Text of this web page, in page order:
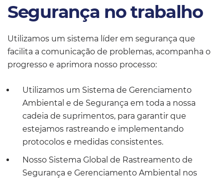
Segurança no trabalho
Utilizamos um sistema líder em segurança que
facilita a comunicação de problemas, acompanha o
progresso e aprimora nosso processo:
Utilizamos um Sistema de Gerenciamento
Ambiental e de Segurança em toda a nossa
cadeia de suprimentos, para garantir que
estejamos rastreando e implementando
protocolos e medidas consistentes.
Nosso Sistema Global de Rastreamento de
Segurança e Gerenciamento Ambiental nos